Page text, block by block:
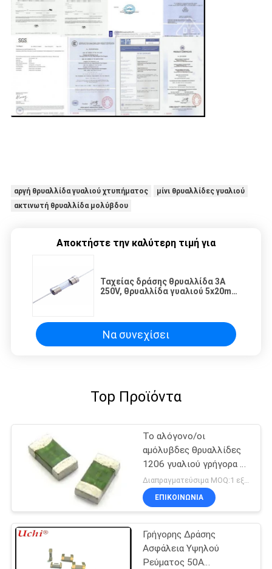
αργή θρυαλλίδα γυαλιού χτυπήματος
μίνι θρυαλλίδες γυαλιού
ακτινωτή θρυαλλίδα μολύβδου
Αποκτήστε την καλύτερη τιμή για
Ταχείας δράσης θρυαλλίδα 3A
250V, θρυαλλίδα γυαλιού 5x20mm
Να συνεχίσει
Top Προϊόντα
Το αλόγονο/οι
αμόλυβδες θρυαλλίδες
1206 γυαλιού γρήγορα να
ενεργήσει επιφάνεια
τοποθετεί τις
θρυαλλίδες
Διαπραγματεύσιμα MOQ:1 εξέλικτρο
ΕΠΙΚΟΙΝΩΝΊΑ
Γρήγορης Δράσης
Ασφάλεια Υψηλού
Ρεύματος 50A